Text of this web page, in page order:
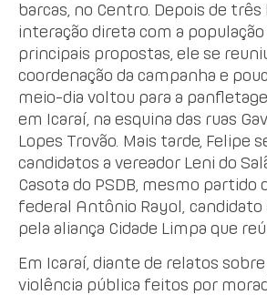
barcas, no Centro. Depois de três
interação direta com a
principais propostas, ele se
coordenação da campanha e
meio-dia voltou para a
em Icaraí, na esquina das ruas
Lopes Trovão. Mais tarde, Felipe
candidatos a vereador Leni do
Casota do PSDB, mesmo partido
federal Antônio Rayol,
pela aliança Cidade Limpa que
Em Icaraí, diante de relatos
violência pública feitos por